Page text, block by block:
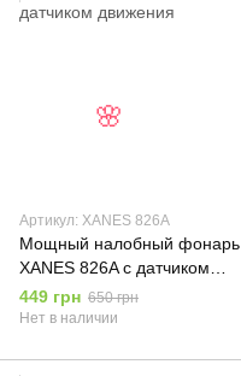
Артикул: XANES 826A
Мощный налобный фонарь
XANES 826A c датчиком
движения
449 грн 650 грн
Нет в наличии
🌸